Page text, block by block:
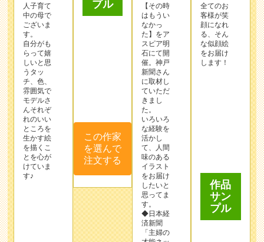
雰囲気で
モデルさ
んそれぞ
れのいい
ところを
生かす絵
を描くこ
とを心が
けていま
す♪
この作家
ていただ
きまし
た。
いろいろ
な経験を
活かし
て、人間
味のある
イラスト
をお届け
したいと
思ってま
す。
◆日本経
済新聞
「主婦の
才能ネッ
トで開
花」掲載
日テレ
「スッキ
リ」にて
作品を紹
介
某サイト